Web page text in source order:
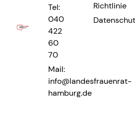
Tel:
040
422
60
70
Mail:
info@landesfrauenrat-
hamburg.de
Richtlinie